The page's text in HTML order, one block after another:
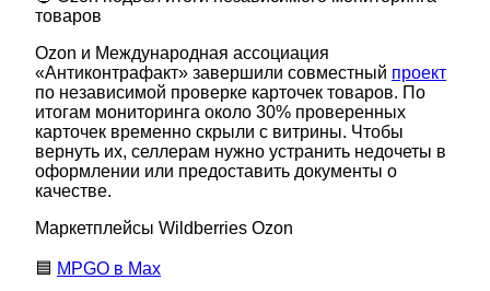
товаров
Ozon и Международная ассоциация
«Антиконтрафакт» завершили совместный проект
по независимой проверке карточек товаров. По
итогам мониторинга около 30% проверенных
карточек временно скрыли с витрины. Чтобы
вернуть их, селлерам нужно устранить недочеты в
оформлении или предоставить документы о
качестве.
Маркетплейсы Wildberries Ozon
🟦 MPGO в Мах